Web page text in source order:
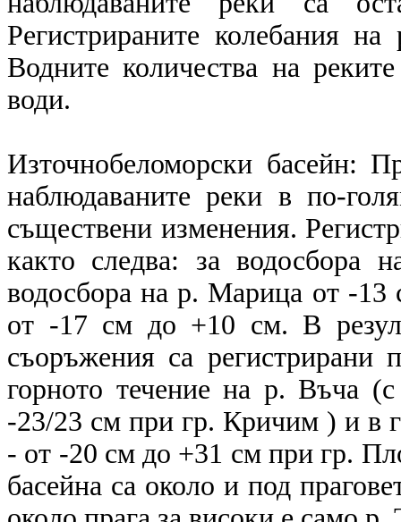
Регистрираните колебания
Водните количества на
води.
Източнобеломорски басейн:
наблюдаваните реки в по-
съществени изменения.
както следва: за
водосбора на р. Марица от -
от -17 см до +10 см. В
съоръжения са регистрирани
горното течение на р. Въча
-23/23 см при гр. Кричим ) и в
- от -20 см до +31 см при гр.
басейна са около и под